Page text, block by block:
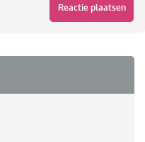
Reactie plaatsen